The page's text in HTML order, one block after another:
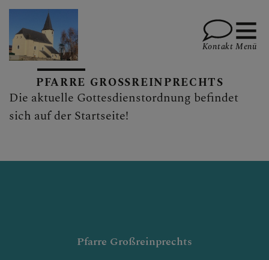
PFARRTEAM
PFARRE GROSSREINPRECHTS
Kontakt Menü
Die aktuelle Gottesdienstordnung befindet
sich auf der Startseite!
Pfarre Großreinprechts